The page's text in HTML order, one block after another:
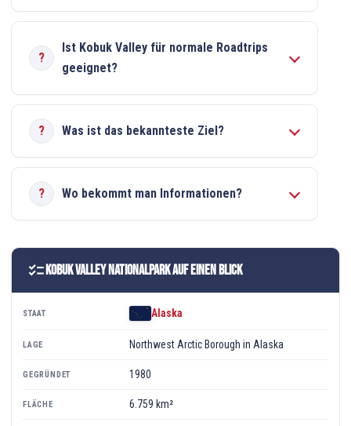
Ist Kobuk Valley für normale Roadtrips
geeignet?
Was ist das bekannteste Ziel?
Wo bekommt man Informationen?
checklistKobuk Valley Nationalpark auf einen Blick
STAAT Alaska
LAGE Northwest Arctic Borough in Alaska
GEGRÜNDET 1980
FLÄCHE 6.759 km²